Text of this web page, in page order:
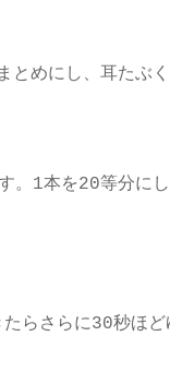
めにし、耳たぶ
。1本を20等分に
らさらに30秒ほど